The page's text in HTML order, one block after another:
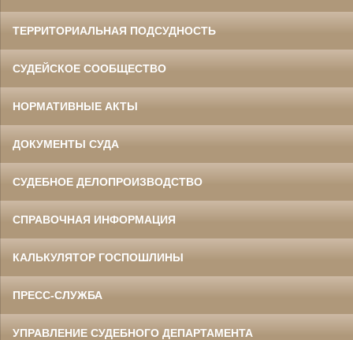
ТЕРРИТОРИАЛЬНАЯ ПОДСУДНОСТЬ
СУДЕЙСКОЕ СООБЩЕСТВО
НОРМАТИВНЫЕ АКТЫ
ДОКУМЕНТЫ СУДА
СУДЕБНОЕ ДЕЛОПРОИЗВОДСТВО
СПРАВОЧНАЯ ИНФОРМАЦИЯ
КАЛЬКУЛЯТОР ГОСПОШЛИНЫ
ПРЕСС-СЛУЖБА
УПРАВЛЕНИЕ СУДЕБНОГО ДЕПАРТАМЕНТА